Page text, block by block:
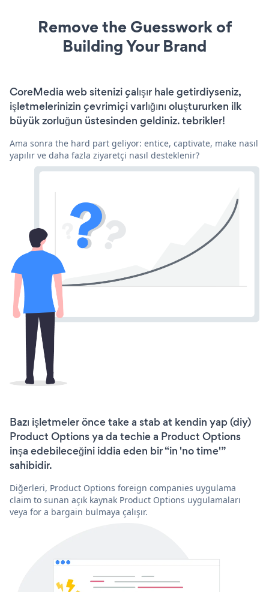
Remove the Guesswork of
Building Your Brand
CoreMedia web sitenizi çalışır hale getirdiyseniz,
işletmelerinizin çevrimiçi varlığını oluştururken ilk
büyük zorluğun üstesinden geldiniz. tebrikler!
Ama sonra the hard part geliyor: entice, captivate, make nasıl
yapılır ve daha fazla ziyaretçi nasıl desteklenir?
Bazı işletmeler önce take a stab at kendin yap (diy)
Product Options ya da techie a Product Options
inşa edebileceğini iddia eden bir “in 'no time'”
sahibidir.
Diğerleri, Product Options foreign companies uygulama
claim to sunan açık kaynak Product Options uygulamaları
veya for a bargain bulmaya çalışır.